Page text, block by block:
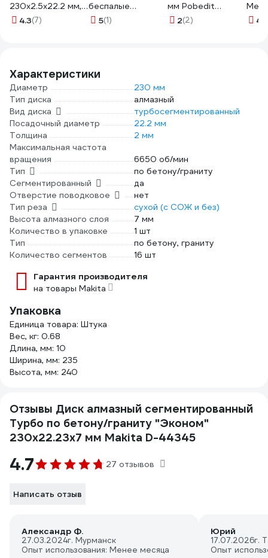
230x2.5x22.2 мм,
T42 С30R-BF,
4.3(7)
беспалые
WORKPRO PRO L
,ширина по ладони
112мм) , WP371019
5(1)
мм Pobedit
5503230
2(2) 4.7
Характеристики
Диаметр
230 мм
Тип диска
алмазный
Вид диска
турбосегментированный
Посадочный диаметр
22.2 мм
Толщина
2 мм
Максимальная частота
вращения
6650 об/мин
Тип
по бетону/граниту
Сегментированный
да
Отверстие поводковое
нет
Тип реза
сухой (с СОЖ и без)
Высота алмазного слоя
7 мм
Количество в упаковке
1 шт
Тип
по бетону, граниту
Количество сегментов
16 шт
Гарантия производителя
на товары Makita
Упаковка
Единица товара: Штука
Вес, кг: 0.68
Длина, мм: 10
Ширина, мм: 235
Высота, мм: 240
Отзывы Диск алмазный сегментированный
Турбо по бетону/граниту "Эконом"
230x22.23x7 мм Makita D-44345
4.7 27 отзывов
Написать отзыв
Александр Ф.
27.03.2024г. Мурманск
Опыт использования: Менее месяца
Юрий
17.07.2026г.
Опыт